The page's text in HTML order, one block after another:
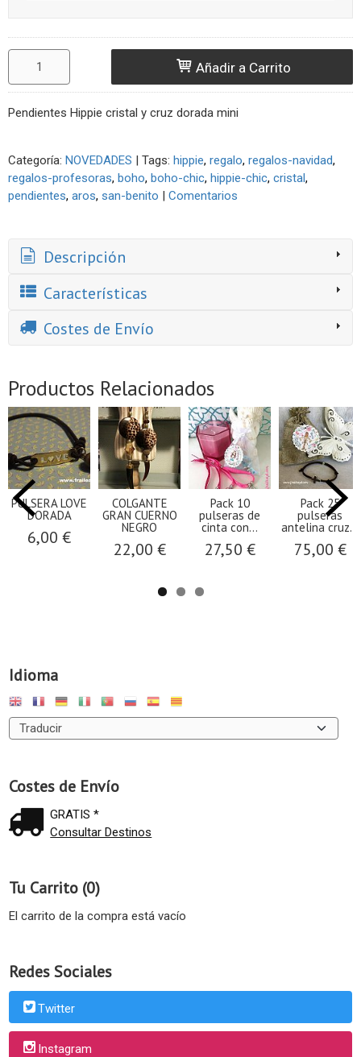
Idioma
Costes de Envío
GRATIS *
Consultar Destinos
Tu Carrito (0)
El carrito de la compra está vacío
Redes Sociales
Twitter
Instagram
Añadir a Carrito
Pendientes Hippie cristal y cruz dorada mini
Categoría: NOVEDADES | Tags: hippie regalo regalos-navidad
regalos-profesoras boho boho-chic hippie-chic cristal
pendientes aros san-benito | Comentarios
Descripción
Características
Costes de Envío
Productos Relacionados
PULSERA LOVE
DORADA
6,00 €
COLGANTE
GRAN CUERNO
NEGRO
22,00 €
Pack 10
pulseras de
cinta con...
27,50 €
Pack 25
pulseras
antelina cruz...
75,00 €